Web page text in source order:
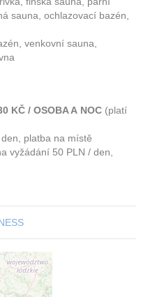
sauna, ochlazovací bazén,
venkovní sauna,
KČ / OSOBA A NOC (platí
platba na místě
vyžádání 50 PLN / den,